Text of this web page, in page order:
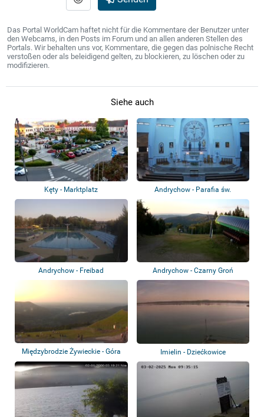
Das Portal WorldCam haftet nicht für die Kommentare der Benutzer unter
den Webcams, in den Posts im Forum und an allen anderen Stellen des
Portals. Wir behalten uns vor, Kommentare, die gegen das polnische Recht
verstoßen oder als beleidigend gelten, zu blockieren, zu löschen oder zu
modifizieren.
Siehe auch
Kęty - Marktplatz
Andrychow - Parafia św.
Andrychow - Freibad Andrychow - Czarny Groń
Międzybrodzie Żywieckie - Góra
Żar - Koz...
Imielin - Dziećkowice